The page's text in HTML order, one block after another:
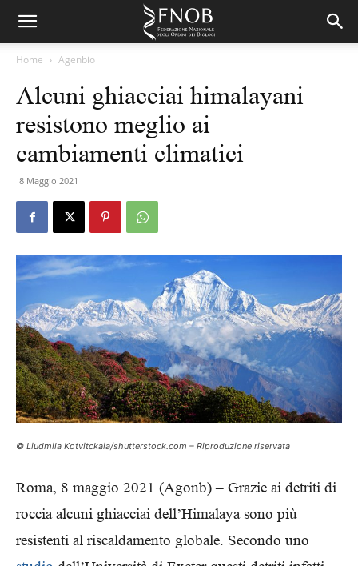
Home Agenbio
Alcuni ghiacciai himalayani
resistono meglio ai
cambiamenti climatici
8 Maggio 2021
© Liudmila Kotvitckaia/shutterstock.com – Riproduzione riservata
Roma, 8 maggio 2021 (Agonb) – Grazie ai detriti di
roccia alcuni ghiacciai dell’Himalaya sono più
resistenti al riscaldamento globale. Secondo uno